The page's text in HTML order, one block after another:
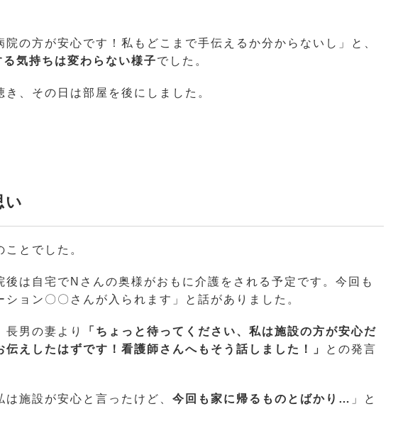
の方が安心です！私もどこまで手伝えるか分からないし」と、
気持ちは変わらない様子でした。
、その日は部屋を後にしました。
い
とでした。
後は自宅でNさんの奥様がおもに介護をされる予定です。今回も
ョン〇〇さんが入られます」と話がありました。
長男の妻より
「ちょっと待ってください、私は施設の方が安心だ
えしたはずです！看護師さんへもそう話しました！」
との発言
施設が安心と言ったけど、 今回も家に帰るものとばかり… 」と